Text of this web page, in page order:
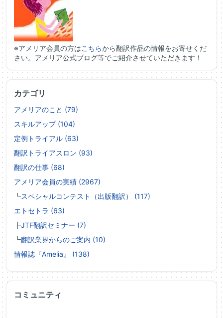
※アメリア会員の方はこちらから翻訳作品の情報をお寄せくだ
さい。アメリア公式ブログ等でご紹介させていただきます！
カテゴリ
アメリアのこと (79)
スキルアップ (104)
定例トライアル (63)
翻訳トライアスロン (93)
翻訳の仕事 (68)
アメリア会員の実績 (2967)
┗スペシャルコンテスト（出版翻訳） (117)
エトセトラ (63)
┣JTF翻訳セミナー (7)
┗翻訳業界からのご案内 (10)
情報誌『Amelia』 (138)
コミュニティ